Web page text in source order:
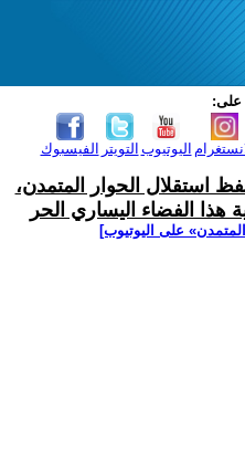
على:
الفيسبوك التويتر اليوتيوب
استقلال الحوار المتمدن،
الفضاء اليساري الحر
على اليوتيوب]